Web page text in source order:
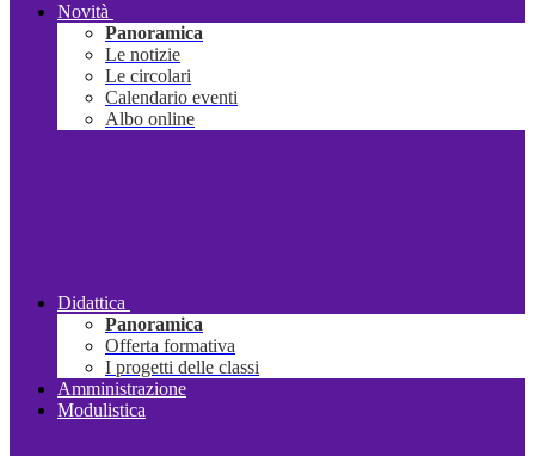
Novità
Panoramica
Le notizie
Le circolari
Calendario eventi
Albo online
Didattica
Panoramica
Offerta formativa
I progetti delle classi
Amministrazione
Modulistica